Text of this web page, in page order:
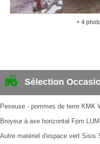
+ 4
Sélection
Peseuse - pommes de terre KMK
Broyeur à axe horizontal Fpm
Autre matériel d'espace vert Sisis